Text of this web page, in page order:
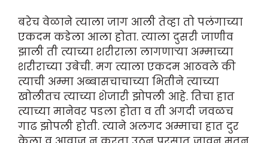
बरेच वेळाने त्याला जाग आली तेव्हा तो पलंगाच्या
एकदम कडेला आला होता. त्याला दुसरी जाणीव
झाली ती त्याच्या शरीराला लागणाऱ्या अम्माच्या
शरीराच्या उबेची. मग त्याला एकदम आठवले की
त्याची अम्मा अब्बासचाचाच्या भितीने त्याच्या
खोलीतच त्याच्या शेजारी झोपली आहे. तिचा हात
त्याच्या मानेवर पडला होता व ती अगदी जवळच
गाढ झोपली होती. त्याने अलगद अम्माचा हात दुर